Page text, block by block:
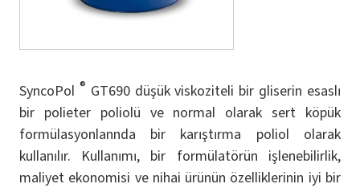
SyncoPol ® GT690 düşük viskoziteli bir gliserin esaslı
bir polieter poliolü ve normal olarak sert köpük
formülasyonlannda bir karıştırma poliol olarak
kullanılır. Kullanımı, bir formülatörün işlenebilirlik,
maliyet ekonomisi ve nihai ürünün özelliklerinin iyi bir